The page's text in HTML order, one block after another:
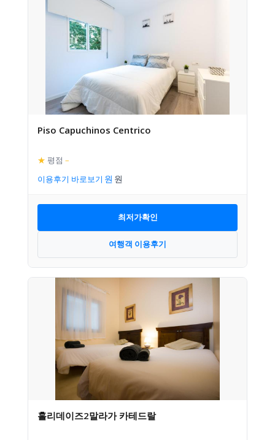
Piso Capuchinos Centrico
★ 평점 –
이용후기 바로보기
최저가확인
여행객 이용후기
홀리데이즈2말라가 카테드랄